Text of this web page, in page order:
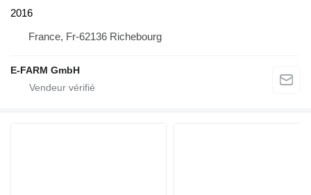
2016
France, Fr-62136 Richebourg
E-FARM GmbH